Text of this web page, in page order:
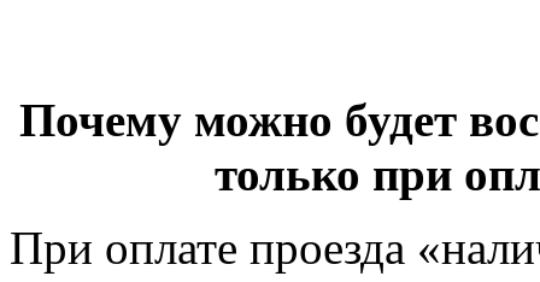
Почему можно будет
только при
При оплате проезда